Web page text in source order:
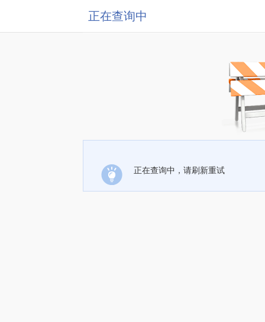
正在查询中
正在查询中，请刷新重试